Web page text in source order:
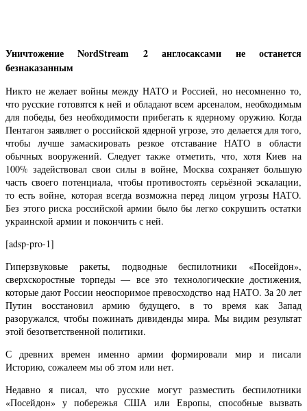
Уничтожение NordStream 2 англосаксами не останется
безнаказанным
Никто не желает войны между НАТО и Россией, но несомненно то,
что русские готовятся к ней и обладают всем арсеналом, необходимым
для победы, без необходимости прибегать к ядерному оружию. Когда
Пентагон заявляет о российской ядерной угрозе, это делается для того,
чтобы лучше замаскировать резкое отставание НАТО в области
обычных вооружений. Следует также отметить, что, хотя Киев на
100% задействовал свои силы в войне, Москва сохраняет большую
часть своего потенциала, чтобы противостоять серьёзной эскалации,
то есть войне, которая всегда возможна перед лицом угрозы НАТО.
Без этого риска российской армии было бы легко сокрушить остатки
украинской армии и покончить с ней.
[adsp-pro-1]
Гиперзвуковые ракеты, подводные беспилотники «Посейдон»,
сверхскоростные торпеды — все это технологические достижения,
которые дают России неоспоримое превосходство над НАТО. За 20 лет
Путин восстановил армию будущего, в то время как Запад
разоружался, чтобы пожинать дивиденды мира. Мы видим результат
этой безответственной политики.
С древних времен именно армии формировали мир и писали
Историю, сожалеем мы об этом или нет.
Недавно я писал, что русские могут разместить беспилотники
«Посейдон» у побережья США или Европы, способные вызвать